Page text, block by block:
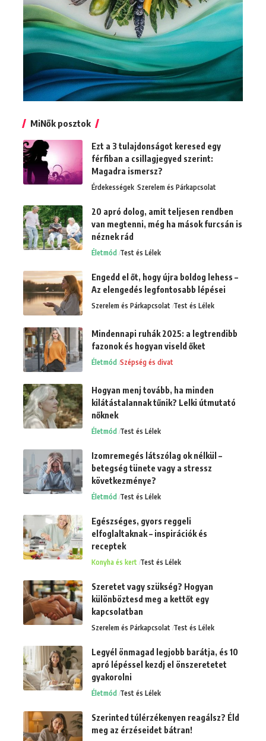
MiNők posztok
Ezt a 3 tulajdonságot keresed egy
férfiban a csillagjegyed szerint:
Magadra ismersz?
Érdekességek Szerelem és Párkapcsolat
20 apró dolog, amit teljesen rendben
van megtenni, még ha mások furcsán is
néznek rád
Életmód Test és Lélek
Engedd el őt, hogy újra boldog lehess –
Az elengedés legfontosabb lépései
Szerelem és Párkapcsolat Test és Lélek
Mindennapi ruhák 2025: a legtrendibb
fazonok és hogyan viseld őket
Életmód Szépség és divat
Hogyan menj tovább, ha minden
kilátástalannak tűnik? Lelki útmutató
nőknek
Életmód Test és Lélek
Izomremegés látszólag ok nélkül –
betegség tünete vagy a stressz
következménye?
Életmód Test és Lélek
Egészséges, gyors reggeli
elfoglaltaknak – inspirációk és
receptek
Konyha és kert Test és Lélek
Szeretet vagy szükség? Hogyan
különböztesd meg a kettőt egy
kapcsolatban
Szerelem és Párkapcsolat Test és Lélek
Legyél önmagad legjobb barátja, és 10
apró lépéssel kezdj el önszeretetet
gyakorolni
Életmód Test és Lélek
Szerinted túlérzékenyen reagálsz? Éld
meg az érzéseidet bátran!